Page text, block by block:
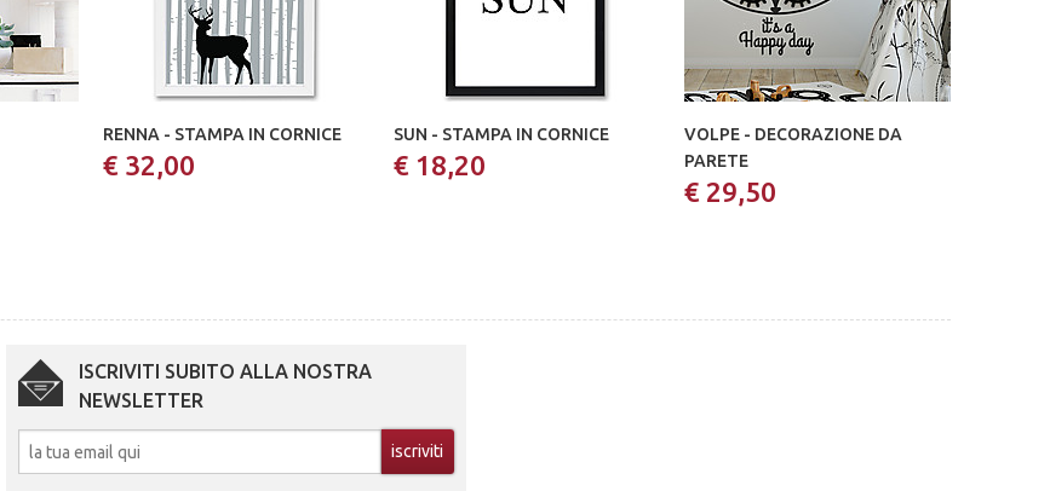
RENNA - STAMPA IN CORNICE
€ 32,00
SUN - STAMPA IN CORNICE
€ 18,20
VOLPE - DECORAZIONE DA
PARETE
€ 29,50
ISCRIVITI SUBITO ALLA NOSTRA
NEWSLETTER